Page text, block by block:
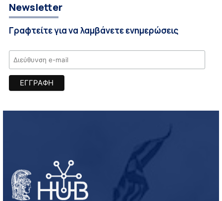
Newsletter
Γραφτείτε για να λαμβάνετε ενημερώσεις